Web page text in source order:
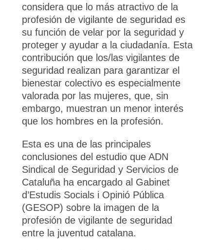
considera que lo más atractivo de la
profesión de vigilante de seguridad es
su función de velar por la seguridad y
proteger y ayudar a la ciudadanía. Esta
contribución que los/las vigilantes de
seguridad realizan para garantizar el
bienestar colectivo es especialmente
valorada por las mujeres, que, sin
embargo, muestran un menor interés
que los hombres en la profesión.
Esta es una de las principales
conclusiones del estudio que ADN
Sindical de Seguridad y Servicios de
Cataluña ha encargado al Gabinet
d’Estudis Socials i Opinió Pública
(GESOP) sobre la imagen de la
profesión de vigilante de seguridad
entre la juventud catalana.